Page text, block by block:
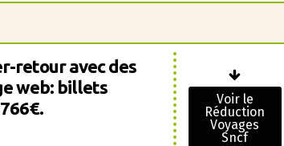
retour avec des
web: billets
Voir le
Réduction
Voyages
Sncf